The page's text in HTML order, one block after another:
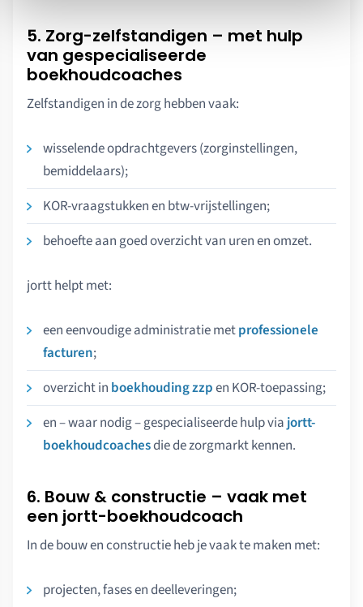
5. Zorg-zelfstandigen – met hulp
van gespecialiseerde
boekhoudcoaches
Zelfstandigen in de zorg hebben vaak:
wisselende opdrachtgevers (zorginstellingen,
bemiddelaars);
KOR-vraagstukken en btw-vrijstellingen;
behoefte aan goed overzicht van uren en omzet.
jortt helpt met:
een eenvoudige administratie metprofessionele
facturen;
overzicht in boekhouding zzpen KOR-toepassing;
en – waar nodig – gespecialiseerde hulp viajortt-
boekhoudcoachesdie de zorgmarkt kennen.
6. Bouw & constructie – vaak met
een jortt-boekhoudcoach
In de bouw en constructie heb je vaak te maken met:
projecten, fases en deelleveringen;